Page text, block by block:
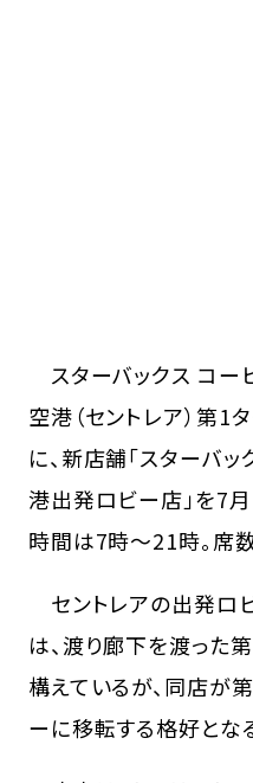
スターバックス コー
空港（セントレア）第
に、新店舗「スターバ
港出発ロビー店」を7
時間は7時～21時。席
セントレアの出発ロ
は、渡り廊下を渡った
構えているが、同店が
ーに移転する格好とな